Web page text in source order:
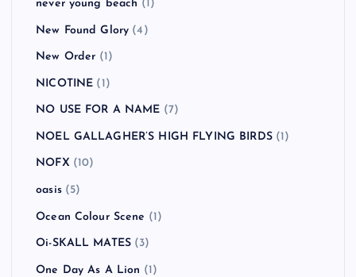
never young beach (1)
New Found Glory (4)
New Order (1)
NICOTINE (1)
NO USE FOR A NAME (7)
NOEL GALLAGHER’S HIGH FLYING BIRDS(1)
NOFX (10)
oasis(5)
Ocean Colour Scene (1)
Oi-SKALL MATES (3)
One Day As A Lion (1)